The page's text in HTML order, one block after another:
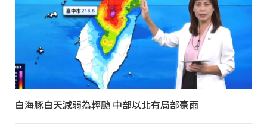
白海豚白天減弱為輕颱 中部以北有局部豪雨